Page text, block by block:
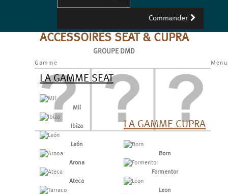
Commander
ACCESSOIRES SEAT & CUPRA
GROUPE DMD
Menu
Gamme
LA GAMME SEAT
Mii
Ibiza
León
Arona
Ateca
LA GAMME CUPRA
Born
Formentor
Leon